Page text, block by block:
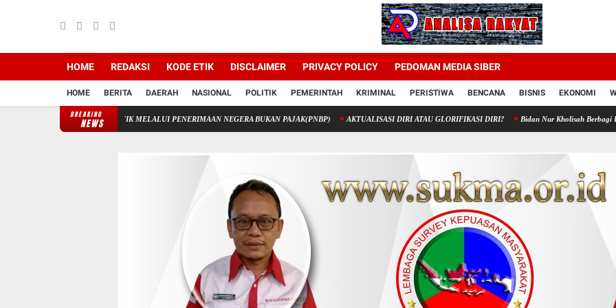
HOME REDAKSI KODE ETIK DISCLAIMER PRIVACY POLICY PEDOMAN MEDIA SIBER
HOME BERITA DAERAH NASIONAL POLITIK PEMERINTAH KRIMINAL PERISTIWA BENCANA BISNIS EKONOMI
BREAKING
NEWS
KEUANGAN STIK MELALUI PENERIMAAN NEGERA BUKAN PAJAK(PNBP) AKTUALISASI DIRI ATAU GLORIFIKASI DIRI? Bidan Nur Kholisah Berbagi Berkah di